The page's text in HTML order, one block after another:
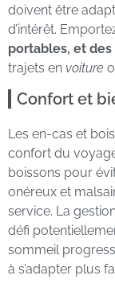
doivent être
d’intérêt.
portables, et
trajets en voiture
Confort et
Les en-cas et
confort du
boissons pour
onéreux et
service. La
défi
sommeil
à s’adapter plus